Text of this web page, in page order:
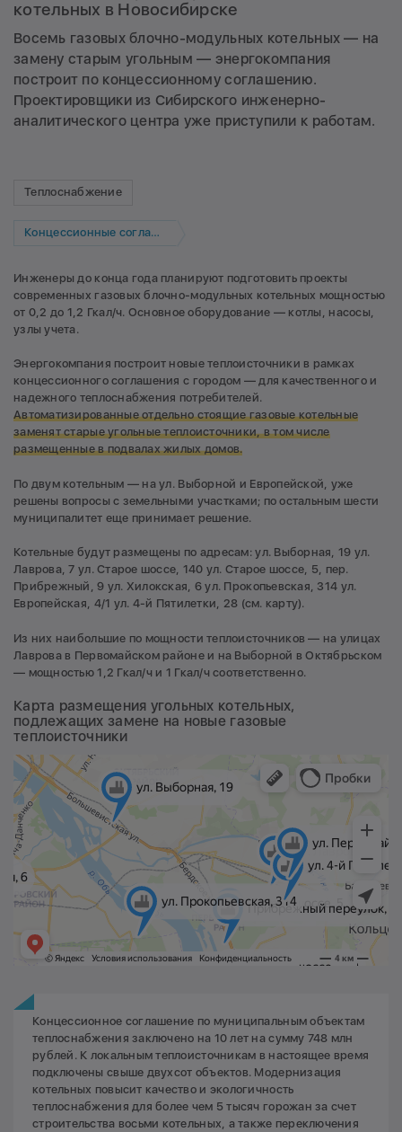
котельных в Новосибирске
Восемь газовых блочно-модульных котельных — на
замену старым угольным — энергокомпания
построит по концессионному соглашению.
Проектировщики из Сибирского инженерно-
аналитического центра уже приступили к работам.
Теплоснабжение
Концессионные соглашения
Инженеры до конца года планируют подготовить проекты
современных газовых блочно-модульных котельных мощностью
от 0,2 до 1,2 Гкал/ч. Основное оборудование — котлы, насосы,
узлы учета.
Энергокомпания построит новые теплоисточники в рамках
концессионного соглашения с городом — для качественного и
надежного теплоснабжения потребителей.
Автоматизированные отдельно стоящие газовые котельные
заменят старые угольные теплоисточники, в том числе
размещенные в подвалах жилых домов.
По двум котельным — на ул. Выборной и Европейской, уже
решены вопросы с земельными участками; по остальным шести
муниципалитет еще принимает решение.
Котельные будут размещены по адресам: ул. Выборная, 19 ул.
Лаврова, 7 ул. Старое шоссе, 140 ул. Старое шоссе, 5, пер.
Прибрежный, 9 ул. Хилокская, 6 ул. Прокопьевская, 314 ул.
Европейская, 4/1 ул. 4-й Пятилетки, 28 (см. карту).
Из них наибольшие по мощности теплоисточников — на улицах
Лаврова в Первомайском районе и на Выборной в Октябрьском
— мощностью 1,2 Гкал/ч и 1 Гкал/ч соответственно.
Карта размещения угольных котельных,
подлежащих замене на новые газовые
теплоисточники
Концессионное соглашение по муниципальным объектам
теплоснабжения заключено на 10 лет на сумму 748 млн
рублей. К локальным теплоисточникам в настоящее время
подключены свыше двухсот объектов. Модернизация
котельных повысит качество и экологичность
теплоснабжения для более чем 5 тысяч горожан за счет
строительства восьми котельных, а также переключения